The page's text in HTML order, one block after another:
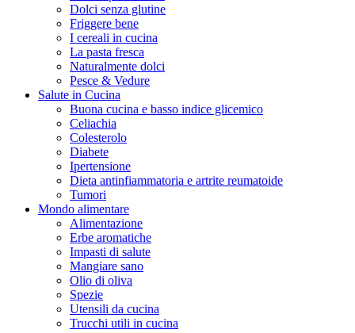
Dolci senza glutine
Friggere bene
I cereali in cucina
La pasta fresca
Naturalmente dolci
Pesce & Vedure
Salute in Cucina
Buona cucina e basso indice glicemico
Celiachia
Colesterolo
Diabete
Ipertensione
Dieta antinfiammatoria e artrite reumatoide
Tumori
Mondo alimentare
Alimentazione
Erbe aromatiche
Impasti di salute
Mangiare sano
Olio di oliva
Spezie
Utensili da cucina
Trucchi utili in cucina